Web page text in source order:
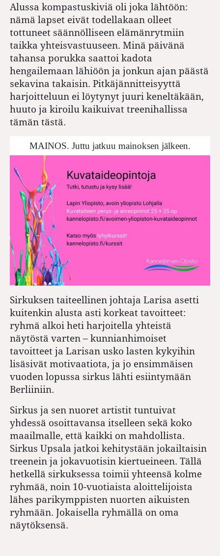
Alussa kompastuskiviä oli joka lähtöön:
nämä lapset eivät todellakaan olleet
tottuneet säännölliseen elämänrytmiin
taikka yhteisvastuuseen. Minä päivänä
tahansa porukka saattoi kadota
hengailemaan lähiöön ja jonkun ajan päästä
sekavina takaisin. Pitkäjännitteisyyttä
harjoitteluun ei löytynyt juuri keneltäkään,
huuto ja kiroilu kaikuivat treenihallissa
tämän tästä.
MAINOS. Juttu jatkuu mainoksen jälkeen.
Sirkuksen taiteellinen johtaja Larisa asetti
kuitenkin alusta asti korkeat tavoitteet:
ryhmä alkoi heti harjoitella yhteistä
näytöstä varten – kunnianhimoiset
tavoitteet ja Larisan usko lasten kykyihin
lisäsivät motivaatiota, ja jo ensimmäisen
vuoden lopussa sirkus lähti esiintymään
Berliiniin.
Sirkus ja sen nuoret artistit tuntuivat
yhdessä osoittavansa itselleen sekä koko
maailmalle, että kaikki on mahdollista.
Sirkus Upsala jatkoi kehitystään jokailtaisin
treenein ja jokavuotisin kiertueineen. Tällä
hetkellä sirkuksessa toimii yhteensä kolme
ryhmää, noin 10-vuotiaista aloittelijoista
lähes parikymppisten nuorten aikuisten
ryhmään. Jokaisella ryhmällä on oma
näytöksensä.